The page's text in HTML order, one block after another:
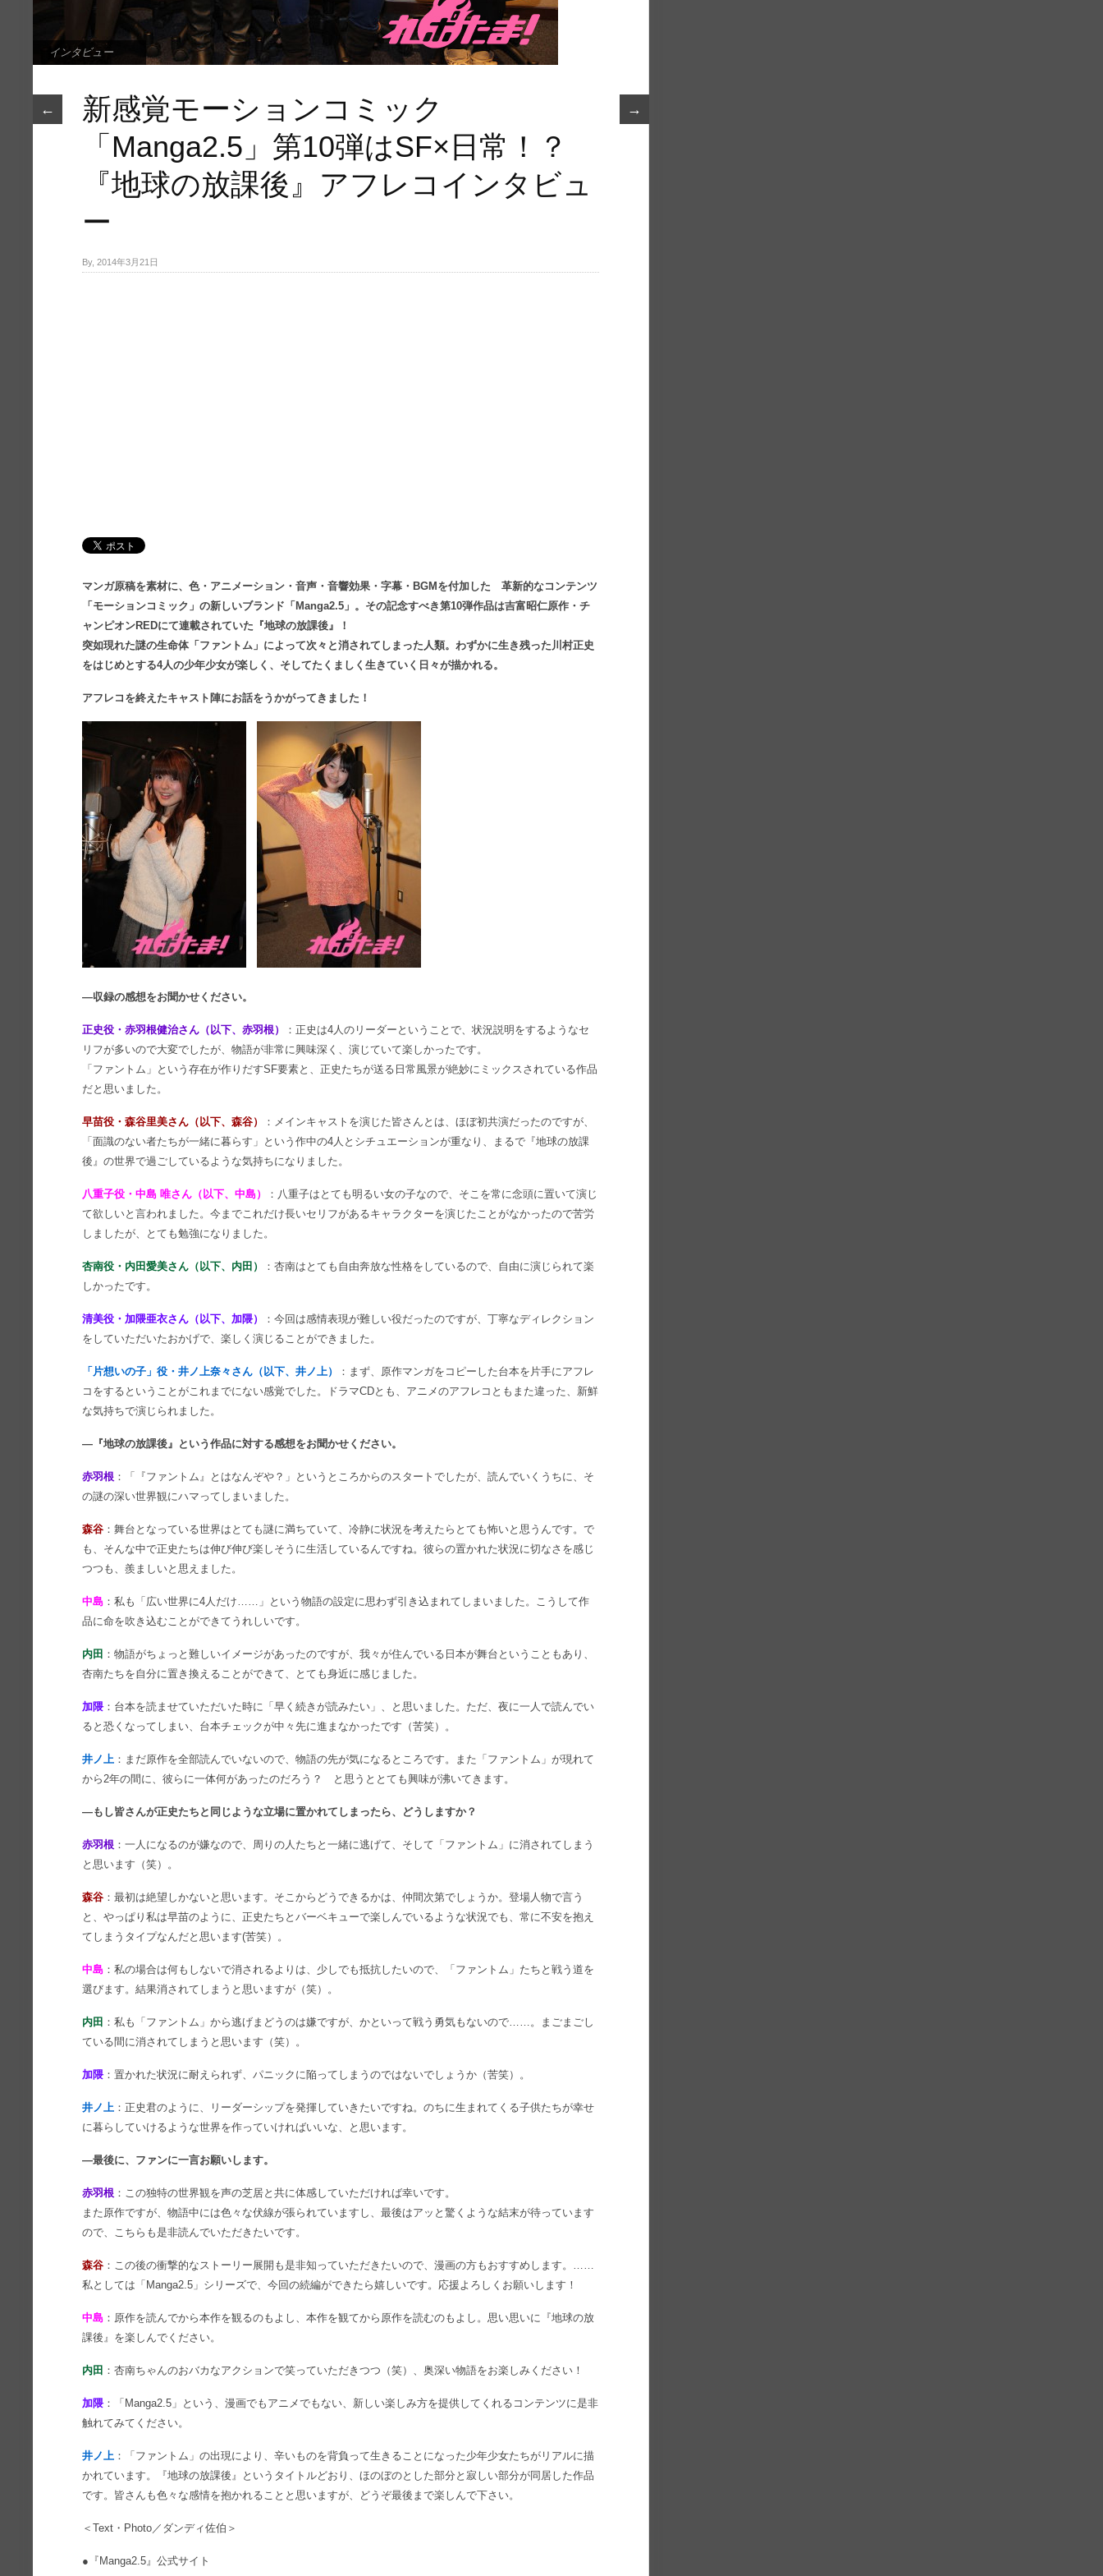
インタビュー
← →
新感覚モーションコミック
「Manga2.5」第10弾はSF×日常！？
『地球の放課後』アフレコインタビュ
ー
By, 2014年3月21日
マンガ原稿を素材に、色・アニメーション・音声・音響効果・字幕・BGMを付加した 革新的なコンテンツ
「モーションコミック」の新しいブランド「Manga2.5」。その記念すべき第10弾作品は吉富昭仁原作・チ
ャンピオンREDにて連載されていた『地球の放課後』！
突如現れた謎の生命体「ファントム」によって次々と消されてしまった人類。わずかに生き残った川村正史
をはじめとする4人の少年少女が楽しく、そしてたくましく生きていく日々が描かれる。
アフレコを終えたキャスト陣にお話をうかがってきました！
―収録の感想をお聞かせください。
正史役・赤羽根健治さん（以下、赤羽根）
：正史は4人のリーダーということで、状況説明をするようなセ
リフが多いので大変でしたが、物語が非常に興味深く、演じていて楽しかったです。
「ファントム」という存在が作りだすSF要素と、正史たちが送る日常風景が絶妙にミックスされている作品
だと思いました。
早苗役・森谷里美さん（以下、森谷）
：メインキャストを演じた皆さんとは、ほぼ初共演だったのですが、
「面識のない者たちが一緒に暮らす」という作中の4人とシチュエーションが重なり、まるで『地球の放課
後』の世界で過ごしているような気持ちになりました。
八重子役・中島 唯さん（以下、中島）
：八重子はとても明るい女の子なので、そこを常に念頭に置いて演じ
て欲しいと言われました。今までこれだけ長いセリフがあるキャラクターを演じたことがなかったので苦労
しましたが、とても勉強になりました。
杏南役・内田愛美さん（以下、内田）
：杏南はとても自由奔放な性格をしているので、自由に演じられて楽
しかったです。
清美役・加隈亜衣さん（以下、加隈）
：今回は感情表現が難しい役だったのですが、丁寧なディレクション
をしていただいたおかげで、楽しく演じることができました。
「片想いの子」役・井ノ上奈々さん（以下、井ノ上）
：まず、原作マンガをコピーした台本を片手にアフレ
コをするということがこれまでにない感覚でした。ドラマCDとも、アニメのアフレコともまた違った、新鮮
な気持ちで演じられました。
―『地球の放課後』という作品に対する感想をお聞かせください。
赤羽根 ：「『ファントム』とはなんぞや？」というところからのスタートでしたが、読んでいくうちに、そ
の謎の深い世界観にハマってしまいました。
森谷 ：舞台となっている世界はとても謎に満ちていて、冷静に状況を考えたらとても怖いと思うんです。で
も、そんな中で正史たちは伸び伸び楽しそうに生活しているんですね。彼らの置かれた状況に切なさを感じ
つつも、羨ましいと思えました。
中島 ：私も「広い世界に4人だけ……」という物語の設定に思わず引き込まれてしまいました。こうして作
品に命を吹き込むことができてうれしいです。
内田 ：物語がちょっと難しいイメージがあったのですが、我々が住んでいる日本が舞台ということもあり、
杏南たちを自分に置き換えることができて、とても身近に感じました。
加隈：台本を読ませていただいた時に「早く続きが読みたい」、と思いました。ただ、夜に一人で読んでい
ると恐くなってしまい、台本チェックが中々先に進まなかったです（苦笑）。
井ノ上 ：まだ原作を全部読んでいないので、物語の先が気になるところです。また「ファントム」が現れて
から2年の間に、彼らに一体何があったのだろう？ と思うととても興味が沸いてきます。
―もし皆さんが正史たちと同じような立場に置かれてしまったら、どうしますか？
赤羽根 ：一人になるのが嫌なので、周りの人たちと一緒に逃げて、そして「ファントム」に消されてしまう
と思います（笑）。
森谷 ：最初は絶望しかないと思います。そこからどうできるかは、仲間次第でしょうか。登場人物で言う
と、やっぱり私は早苗のように、正史たちとバーベキューで楽しんでいるような状況でも、常に不安を抱え
てしまうタイプなんだと思います(苦笑）。
中島 ：私の場合は何もしないで消されるよりは、少しでも抵抗したいので、「ファントム」たちと戦う道を
選びます。結果消されてしまうと思いますが（笑）。
内田 ：私も「ファントム」から逃げまどうのは嫌ですが、かといって戦う勇気もないので……。まごまごし
ている間に消されてしまうと思います（笑）。
加隈：置かれた状況に耐えられず、パニックに陥ってしまうのではないでしょうか（苦笑）。
井ノ上 ：正史君のように、リーダーシップを発揮していきたいですね。のちに生まれてくる子供たちが幸せ
に暮らしていけるような世界を作っていければいいな、と思います。
―最後に、ファンに一言お願いします。
赤羽根 ：この独特の世界観を声の芝居と共に体感していただければ幸いです。
また原作ですが、物語中には色々な伏線が張られていますし、最後はアッと驚くような結末が待っています
ので、こちらも是非読んでいただきたいです。
森谷 ：この後の衝撃的なストーリー展開も是非知っていただきたいので、漫画の方もおすすめします。……
私としては「Manga2.5」シリーズで、今回の続編ができたら嬉しいです。応援よろしくお願いします！
中島 ：原作を読んでから本作を観るのもよし、本作を観てから原作を読むのもよし。思い思いに『地球の放
課後』を楽しんでください。
内田 ：杏南ちゃんのおバカなアクションで笑っていただきつつ（笑）、奥深い物語をお楽しみください！
加隈：「Manga2.5」という、漫画でもアニメでもない、新しい楽しみ方を提供してくれるコンテンツに是非
触れてみてください。
井ノ上 ：「ファントム」の出現により、辛いものを背負って生きることになった少年少女たちがリアルに描
かれています。『地球の放課後』というタイトルどおり、ほのぼのとした部分と寂しい部分が同居した作品
です。皆さんも色々な感情を抱かれることと思いますが、どうぞ最後まで楽しんで下さい。
＜Text・Photo／ダンディ佐伯＞
●『Manga2.5』公式サイト